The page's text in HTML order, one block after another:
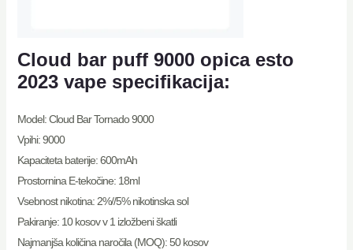
Cloud bar puff 9000 opica esto
2023 vape specifikacija:
Model: Cloud Bar Tornado 9000
Vpihi: 9000
Kapaciteta baterije: 600mAh
Prostornina E-tekočine: 18ml
Vsebnost nikotina: 2%//5% nikotinska sol
Pakiranje: 10 kosov v 1 izložbeni škatli
Najmanjša količina naročila (MOQ): 50 kosov